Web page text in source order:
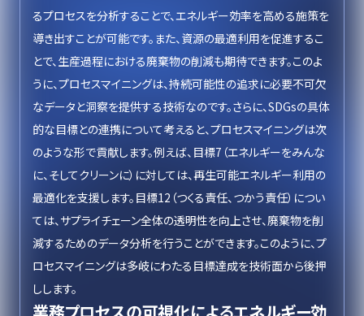
るプロセスを分析することで、エネルギー効率を高める施策を
導き出すことが可能です。また、資源の最適利用を促進するこ
とで、生産過程における廃棄物の削減も期待できます。このよ
うに、プロセスマイニングは、持続可能性の追求に必要不可欠
なデータと洞察を提供する技術なのです。さらに、SDGsの具体
的な目標との連携について考えると、プロセスマイニングは次
のような形で貢献します。例えば、目標7（エネルギーをみんな
に、そしてクリーンに）に対しては、再生可能エネルギー利用の
最適化を支援します。目標12（つくる責任、つかう責任）につい
ては、サプライチェーン全体の透明性を向上させ、廃棄物を削
減するためのデータ分析を行うことができます。このように、プ
ロセスマイニングは多岐にわたる目標達成を技術面から後押
しします。